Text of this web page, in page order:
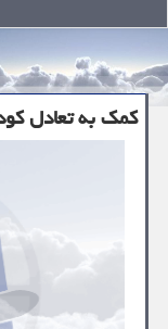
کمک به تعادل